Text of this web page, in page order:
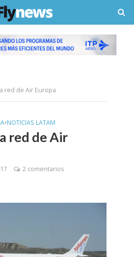
red de Air Europa
•NOTICIAS LATAM
red de Air
2 comentarios